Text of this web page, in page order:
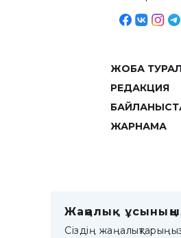
ЖОБА
РЕДАКЦИЯ
ЖАРНАМА
Жаңалық
Сіздің